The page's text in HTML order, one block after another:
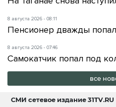
8 августа 2026 - 08:11
Пенсионер дважды
8 августа 2026 - 07:46
Самокатчик попал под
все
СМИ сетевое издание31TV.RU